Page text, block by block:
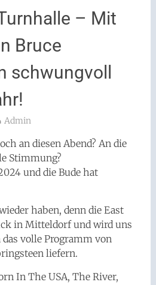
– Mit
Bruce
schwungvoll
Admin
an diesen Abend? An die
Stimmung?
und die Bude hat
haben, denn die East
in Mitteldorf und wird uns
volle Programm von
liefern.
In The USA, The River,